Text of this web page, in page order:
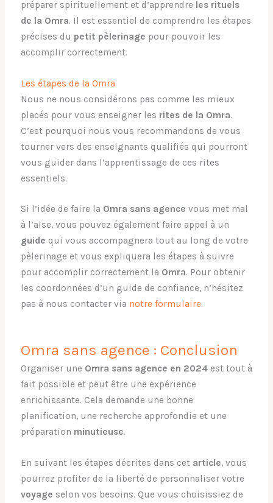
préparer spirituellement et d’apprendre les rituels
de la Omra. Il est essentiel de comprendre les étapes
précises du petit pèlerinage pour pouvoir les
accomplir correctement.
Les étapes de la Omra
Nous ne nous considérons pas comme les mieux
placés pour vous enseigner les rites de la Omra.
C’est pourquoi nous vous recommandons de vous
tourner vers des enseignants qualifiés qui pourront
vous guider dans l’apprentissage de ces rites
essentiels.
Si l’idée de faire la Omra sans agence vous met mal
à l’aise, vous pouvez également faire appel à un
guide qui vous accompagnera tout au long de votre
pèlerinage et vous expliquera les étapes à suivre
pour accomplir correctement la Omra. Pour obtenir
les coordonnées d’un guide de confiance, n’hésitez
pas à nous contacter via notre formulaire.
Omra sans agence : Conclusion
Organiser une Omra sans agence en 2024est tout à
fait possible et peut être une expérience
enrichissante. Cela demande une bonne
planification, une recherche approfondie et une
préparation minutieuse.
En suivant les étapes décrites dans cet article, vous
pourrez profiter de la liberté de personnaliser votre
voyage selon vos besoins. Que vous choisissiez de